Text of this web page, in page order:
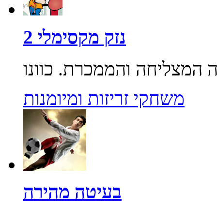
נזק מקסימלי 2
משחקי זריזות ומיומנות
בעיטה מהירה